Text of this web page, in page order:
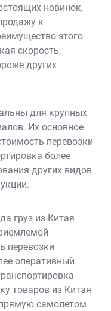
новинок,
к
этого
скорость,
других
для крупных
Их основное
перевозки
более
других видов
груз из Китая
перевозки
оперативный
товаров из Китая
самолетом